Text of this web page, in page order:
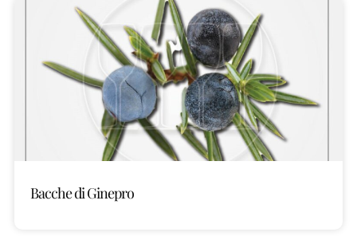
Bacche di Ginepro